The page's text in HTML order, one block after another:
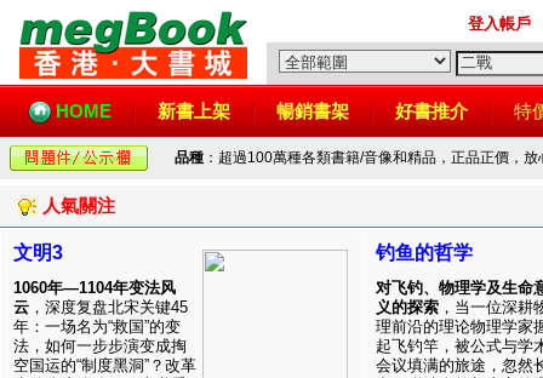
登入帳戶
HOME 新書上架 暢銷書架 好書推介 特
品種 ：超過100萬種各類書籍/音像和精品，正品正價，
人氣關注
文明3
1060年—1104年变法风
云 ，深度复盘北宋关键45
年：一场名为“救国”的变
法，如何一步步演变成掏
空国运的“制度黑洞”？改革
钓鱼的哲学
对飞钓、物理学及生命
义的探索 ，当一位深耕
理前沿的理论物理学家
起飞钓竿，被公式与学
会议填满的旅途，忽然